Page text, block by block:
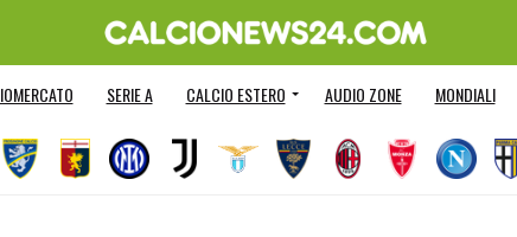
SERIE A CALCIO ESTERO AUDIO ZONE MONDIALI